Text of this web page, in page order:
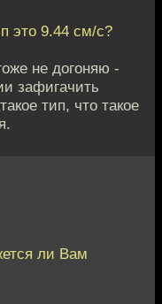
это 9.44 см/с?
не догоняю -
зафигачить
тип, что такое
ли Вам